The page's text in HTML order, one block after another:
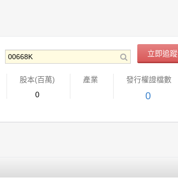
立即追蹤
股本(百萬)
0
產業 發行權證檔數
0